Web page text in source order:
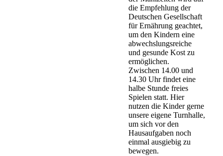
die Empfehlung der
Deutschen Gesellschaft
für Ernährung geachtet,
um den Kindern eine
abwechslungsreiche
und gesunde Kost zu
ermöglichen.
Zwischen 14.00 und
14.30 Uhr findet eine
halbe Stunde freies
Spielen statt. Hier
nutzen die Kinder gerne
unsere eigene Turnhalle,
um sich vor den
Hausaufgaben noch
einmal ausgiebig zu
bewegen.